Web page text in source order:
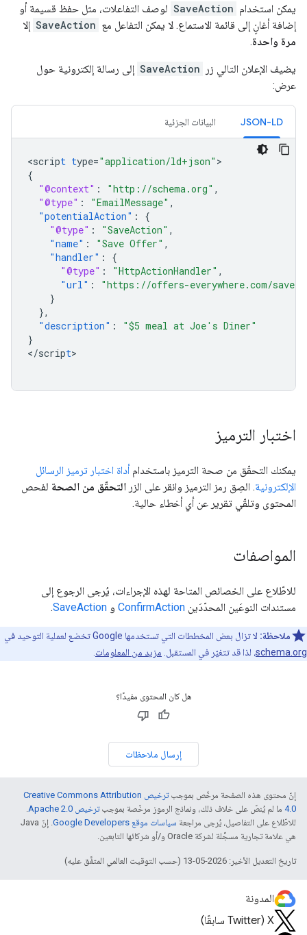
يمكن استخدام SaveAction لوصف التفاعلات، مثل حفظ قسيمة أو
إضافة أغانٍ إلى قائمة الاستماع. لا يمكن التفاعل مع SaveAction إلا
مرة واحدة.
يضيف الإعلان التالي زر SaveAction إلى رسالة إلكترونية حول
عرض:
JSON-LD البيانات الجزئية
<script type="application/ld+json"
{
"@context" : "http://schema.org" ,
"@type" : "EmailMessage" ,
"potentialAction" :
{
"@type" : "SaveAction" ,
"name" : "Save Offer" ,
"handler" :
{
"@type" : "HttpActionHandler" ,
"url" :
"https://offers-everywhere.com/
}
},
"description" :
"$5 meal at Joe's Diner"
}
</script>
اختبار الترميز
يمكنك التحقّق من صحة الترميز باستخدامأداة اختبار ترميز الرسائل
الإلكترونية. الصِق رمز الترميز وانقر على الزر التحقّق من الصحة لفحص
المحتوى وتلقّي تقرير عن أي أخطاء حالية.
المواصفات
للاطّلاع على الخصائص المتاحة لهذه الإجراءات، يُرجى الرجوع إلى
مستندات النوعَين المحدّدَين ConfirmAction و SaveAction
.
ملاحظة: لا تزال بعض المخططات التي تستخدمها Google تخضع لعملية التوحيد في
schema.org، لذا قد تتغيّر في المستقبل. مزيد من المعلومات
هل كان المحتوى مفيدًا؟
إرسال ملاحظات
إنّ محتوى هذه الصفحة مرخّص بموجب
ترخيص Creative Commons Attribution
4.0‏ ما لم يُنصّ على خلاف ذلك، ونماذج الرموز مرخّصة بموجبترخيص Apache 2.0‏
.
للاطّلاع على التفاصيل، يُرجى مراجعة سياسات موقع Google Developers‏
. إنّ Java
هي علامة تجارية مسجَّلة لشركة Oracle و/أو شركائها التابعين.
تاريخ التعديل الأخير: 2026-05-13 (حسب التوقيت العالمي المتفَّق عليه)
المدونة
‫X ‏(Twitter سابقًا)